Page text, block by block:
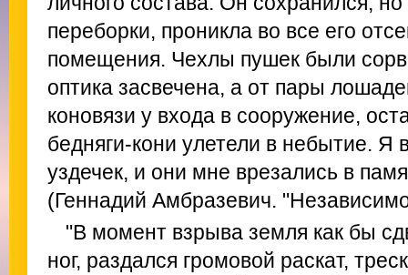
переборки, проникла во все его
помещения. Чехлы пушек были
оптика засвечена, а от пары
коновязи у входа в сооружение,
бедняги-кони улетели в небытие. Я
уздечек, и они мне врезались в
(Геннадий Амбразевич.
"В момент взрыва земля как бы
ног, раздался громовой раскат,